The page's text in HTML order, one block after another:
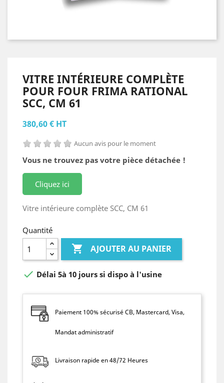
VITRE INTÉRIEURE COMPLÈTE
POUR FOUR FRIMA RATIONAL
SCC, CM 61
380,60 € HT
Aucun avis pour le moment
Vous ne trouvez pas votre pièce détachée !
Cliquez ici
Vitre intérieure complète SCC, CM 61
Quantité
 AJOUTER AU PANIER
 Délai 5à 10 jours si dispo à l'usine
Paiement 100% sécurisé CB, Mastercard, Visa,
Mandat administratif
Livraison rapide en 48/72 Heures